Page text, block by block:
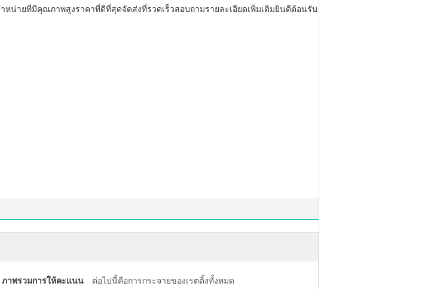
หน่ายที่มีคุณภาพสูงราคาที่ดีที่สุดจัดส่งที่รวดเร็วสอบถามรายละเอียดเพิ่มเติมยินดีต้อนรับ
ภาพรวมการให้คะแนน
ต่อไปนี้คือการกระจายของเรตติ้งทั้งหมด